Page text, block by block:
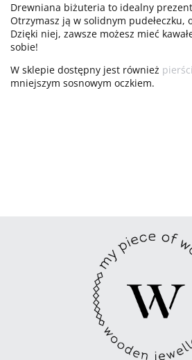
Drewniana biżuteria to idealny
Otrzymasz ją w solidnym pudełeczku,
Dzięki niej, zawsze możesz mieć
sobie!
W sklepie dostępny jest również
mniejszym sosnowym oczkiem.